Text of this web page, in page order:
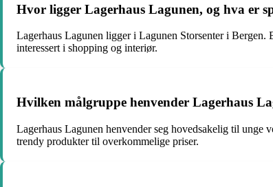
Hvor ligger Lagerhaus Lagunen, og hva er
Lagerhaus Lagunen ligger i Lagunen Storsenter i Bergen.
interessert i shopping og interiør.
Hvilken målgruppe henvender Lagerhaus
Lagerhaus Lagunen henvender seg hovedsakelig til unge
trendy produkter til overkommelige priser.